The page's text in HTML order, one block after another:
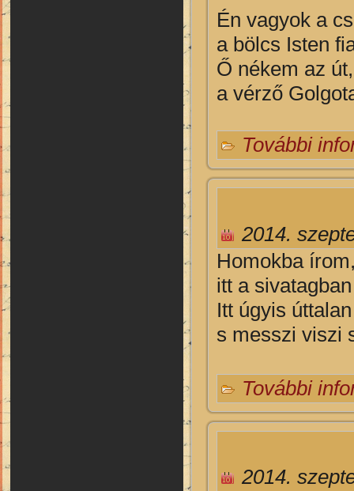
Én vagyok a
a bölcs Isten
Ő nékem az út,
a vérző
További
2014.
Homokba
itt a
Itt úgyis
s messzi viszi
További
2014.